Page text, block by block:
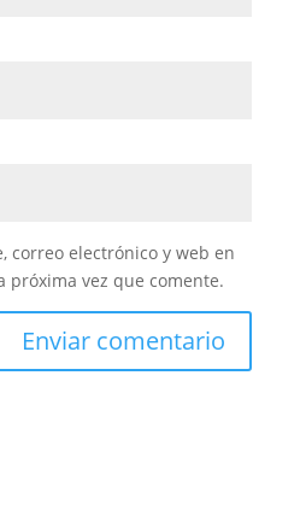
correo electrónico y web en
próxima vez que comente.